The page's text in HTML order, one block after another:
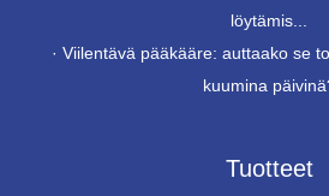
löytämis...
· Viilentävä pääkääre: auttaako se
kuumina
Tuotteet